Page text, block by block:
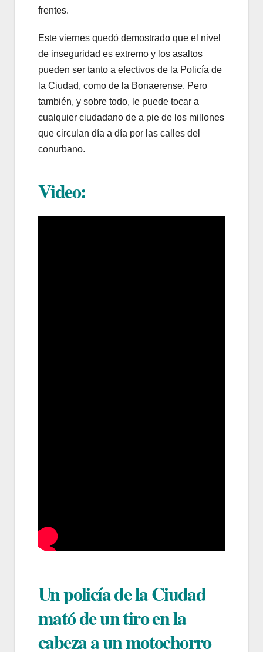
frentes.
Este viernes quedó demostrado que el nivel
de inseguridad es extremo y los asaltos
pueden ser tanto a efectivos de la Policía de
la Ciudad, como de la Bonaerense. Pero
también, y sobre todo, le puede tocar a
cualquier ciudadano de a pie de los millones
que circulan día a día por las calles del
conurbano.
Video:
Un policía de la Ciudad
mató de un tiro en la
cabeza a un motochorro